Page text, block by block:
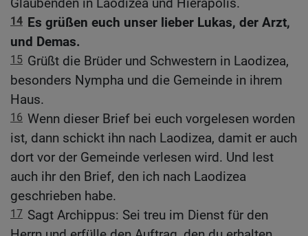
Glaubenden in Laodizea und Hiërapolis.
14 Es grüßen euch unser lieber Lukas, der Arzt,
und Demas.
15 Grüßt die Brüder und Schwestern in Laodizea,
besonders Nympha und die Gemeinde in ihrem
Haus.
16 Wenn dieser Brief bei euch vorgelesen worden
ist, dann schickt ihn nach Laodizea, damit er auch
dort vor der Gemeinde verlesen wird. Und lest
auch ihr den Brief, den ich nach Laodizea
geschrieben habe.
17 Sagt Archippus: Sei treu im Dienst für den